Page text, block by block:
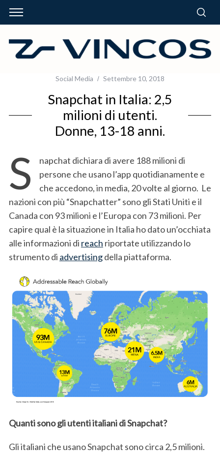
Social Media Settembre 10, 2018
Snapchat in Italia: 2,5
milioni di utenti.
Donne, 13-18 anni.
S
napchat dichiara di avere 188 milioni di
persone che usano l’app quotidianamente e
che accedono, in media, 20 volte al giorno. Le
nazioni con più “Snapchatter” sono gli Stati Uniti e il
Canada con 93 milioni e l’Europa con 73 milioni. Per
capire qual è la situazione in Italia ho dato un’occhiata
alle informazioni di reach riportate utilizzando lo
strumento di advertisingdella piattaforma.
Quanti sono gli utenti italiani di Snapchat?
Gli italiani che usano Snapchat sono circa 2,5 milioni.